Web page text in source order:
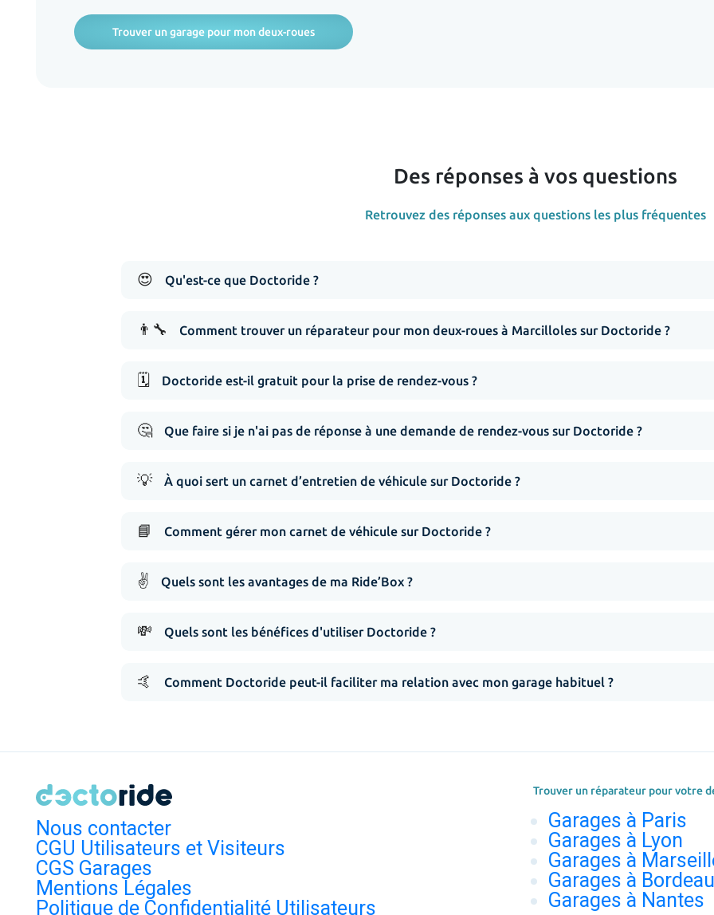
Trouver un garage pour mon deux-roues
Des réponses à vos questions
Retrouvez des réponses aux questions les plus fréquentes
😍 Qu'est-ce que Doctoride ?
👨‍🔧 Comment trouver un réparateur pour mon deux-roues à Marcilloles sur Doctoride ?
🗓️ Doctoride est-il gratuit pour la prise de rendez-vous ?
🤔 Que faire si je n'ai pas de réponse à une demande de rendez-vous sur Doctoride ?
💡 À quoi sert un carnet d’entretien de véhicule sur Doctoride ?
📘 Comment gérer mon carnet de véhicule sur Doctoride ?
✌️ Quels sont les avantages de ma Ride’Box ?
💸 Quels sont les bénéfices d'utiliser Doctoride ?
🤙 Comment Doctoride peut-il faciliter ma relation avec mon garage habituel ?
Nous contacter
CGU Utilisateurs et Visiteurs
CGS Garages
Mentions Légales
Politique de Confidentialité Utilisateurs
Trouver un réparateur pour votre
Garages à Paris
Garages à Lyon
Garages à
Garages à
Garages à Nantes